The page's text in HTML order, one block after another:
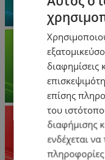
διαφημίσεις
επίσης
του
διαφήμισης
ενδέχεται